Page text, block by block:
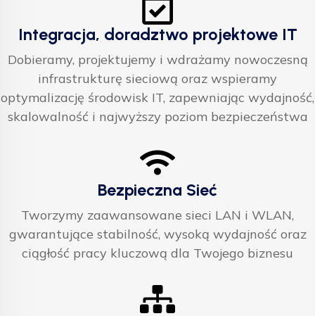
Integracja, doradztwo projektowe IT
Dobieramy, projektujemy i wdrażamy nowoczesną
infrastrukturę sieciową oraz wspieramy
optymalizację środowisk IT, zapewniając wydajność,
skalowalność i najwyższy poziom bezpieczeństwa
Bezpieczna Sieć
Tworzymy zaawansowane sieci LAN i WLAN,
gwarantujące stabilność, wysoką wydajność oraz
ciągłość pracy kluczową dla Twojego biznesu